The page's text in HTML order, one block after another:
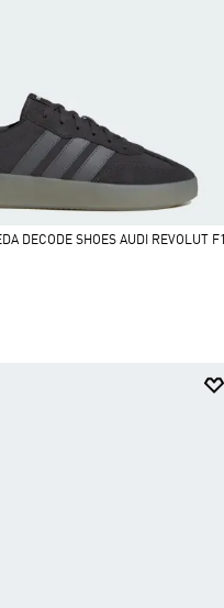
DECODE SHOES AUDI REVOLUT F1